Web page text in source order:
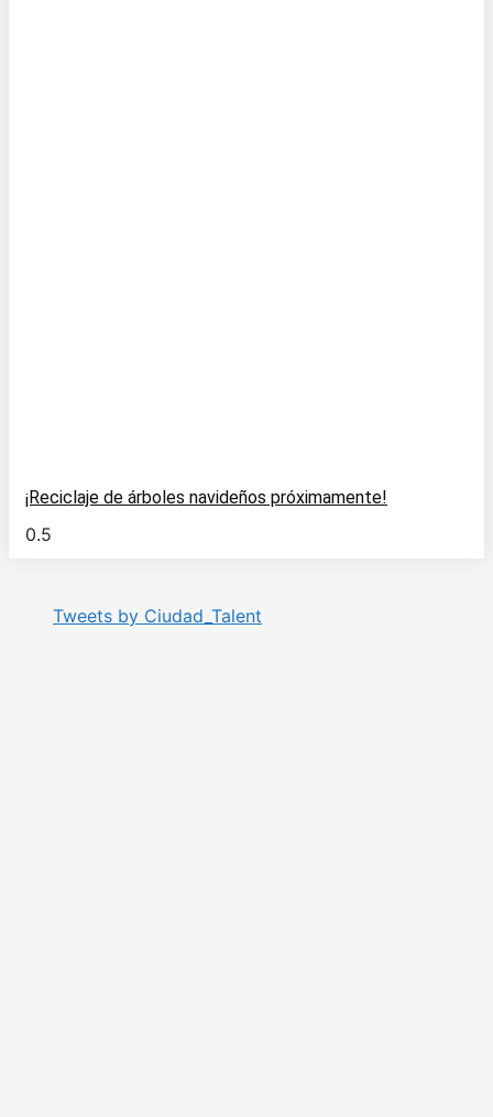
¡Reciclaje de árboles navideños próximamente!
Tweets by Ciudad_Talent